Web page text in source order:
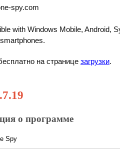
spy.com
with Windows Mobile, Android,
на странице загрузки.
о программе
Spy